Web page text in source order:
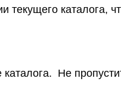
текущего каталога,
Не